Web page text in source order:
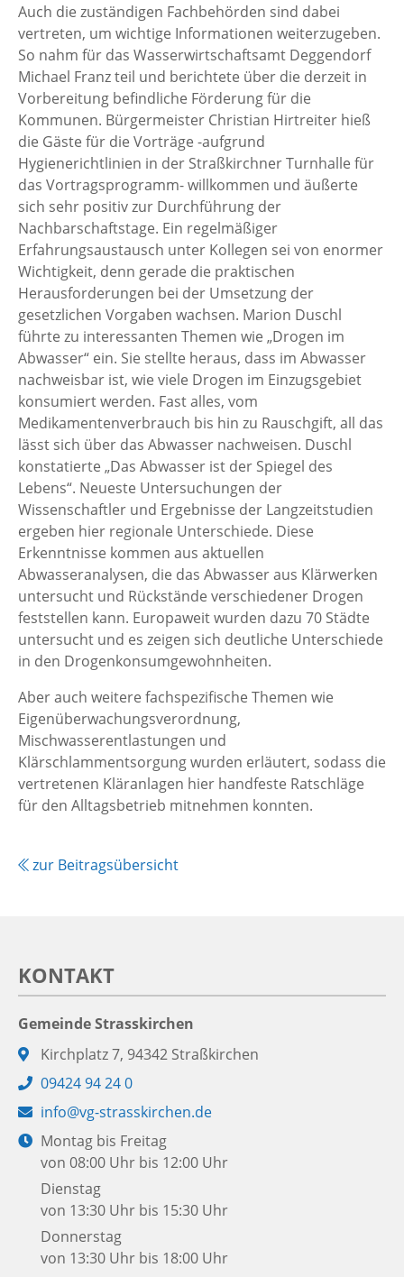
Auch die zuständigen Fachbehörden sind dabei
vertreten, um wichtige Informationen weiterzugeben.
So nahm für das Wasserwirtschaftsamt Deggendorf
Michael Franz teil und berichtete über die derzeit in
Vorbereitung befindliche Förderung für die
Kommunen. Bürgermeister Christian Hirtreiter hieß
die Gäste für die Vorträge -aufgrund
Hygienerichtlinien in der Straßkirchner Turnhalle für
das Vortragsprogramm- willkommen und äußerte
sich sehr positiv zur Durchführung der
Nachbarschaftstage. Ein regelmäßiger
Erfahrungsaustausch unter Kollegen sei von enormer
Wichtigkeit, denn gerade die praktischen
Herausforderungen bei der Umsetzung der
gesetzlichen Vorgaben wachsen. Marion Duschl
führte zu interessanten Themen wie „Drogen im
Abwasser“ ein. Sie stellte heraus, dass im Abwasser
nachweisbar ist, wie viele Drogen im Einzugsgebiet
konsumiert werden. Fast alles, vom
Medikamentenverbrauch bis hin zu Rauschgift, all das
lässt sich über das Abwasser nachweisen. Duschl
konstatierte „Das Abwasser ist der Spiegel des
Lebens“. Neueste Untersuchungen der
Wissenschaftler und Ergebnisse der Langzeitstudien
ergeben hier regionale Unterschiede. Diese
Erkenntnisse kommen aus aktuellen
Abwasseranalysen, die das Abwasser aus Klärwerken
untersucht und Rückstände verschiedener Drogen
feststellen kann. Europaweit wurden dazu 70 Städte
untersucht und es zeigen sich deutliche Unterschiede
in den Drogenkonsumgewohnheiten.
Aber auch weitere fachspezifische Themen wie
Eigenüberwachungsverordnung,
Mischwasserentlastungen und
Klärschlammentsorgung wurden erläutert, sodass die
vertretenen Kläranlagen hier handfeste Ratschläge
für den Alltagsbetrieb mitnehmen konnten.
zur Beitragsübersicht
KONTAKT
Gemeinde Strasskirchen
Adresse:
Kirchplatz 7, 94342 Straßkirchen
Telefon:
09424 94 24 0
E-
Mail:
info@vg-strasskirchen.de
Öffnungszeiten:
Montag bis Freitag
von 08:00 Uhr bis 12:00 Uhr
Dienstag
von 13:30 Uhr bis 15:30 Uhr
Donnerstag
von 13:30 Uhr bis 18:00 Uhr